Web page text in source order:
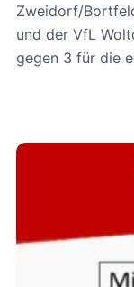
Zweidorf/
und der VfL
gegen 3 für die